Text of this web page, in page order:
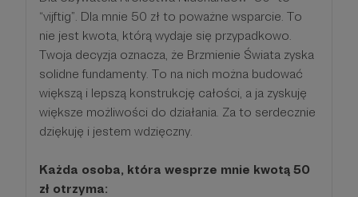
“vijftig”. Dla mnie 50 zł to poważne wsparcie. To
nie jest kwota, którą wydaje się przypadkowo.
Twoja decyzja oznacza, że Brzmienie Świata zyska
solidne fundamenty. To na nich można budować
większą i lepszą konstrukcję całości, a ja zyskuję
większe możliwości do działania. Za to serdecznie
dziękuję i jestem wdzięczny.
Każda osoba, która wesprze mnie kwotą 50
zł otrzyma: